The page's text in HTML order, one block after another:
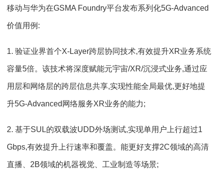
移动与华为在GSMA Foundry平台发布系列化5G-Advanced
价值用例:
1. 验证业界首个X-Layer跨层协同技术,有效提升XR业务系统
容量5倍。该技术将深度赋能元宇宙/XR/沉浸式业务,通过应
用层和网络层的跨层信息共享,实现性能全局最优,更好地提
升5G-Advanced网络服务XR业务的能力;
2. 基于SUL的双载波UDD外场测试,实现单用户上行超过1
Gbps,有效提升上行速率和覆盖。能更好支撑2C领域的高清
直播、2B领域的机器视觉、工业制造等场景;